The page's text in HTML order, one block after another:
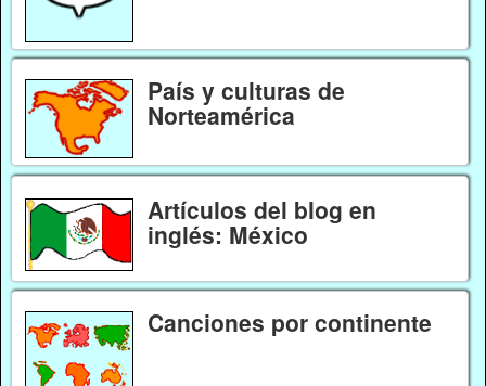
País y culturas de
Norteamérica
Artículos del blog en
inglés: México
Canciones por continente